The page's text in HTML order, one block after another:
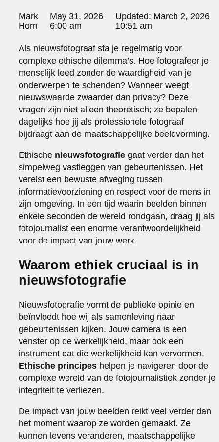
portraits 3
fd gazellen 2014
het zuiderlicht
thomas van luyn
various
parool christmas special
editorial
travel
commercial
fashion
contact
info@markhorn.nl
+31650600601
about
Posted
by:
Mark
Horn
May 31, 2026
6:00 am
Updated: March 2, 2026
10:51 am
Als nieuwsfotograaf sta je regelmatig voor
complexe ethische dilemma’s. Hoe fotografeer je
menselijk leed zonder de waardigheid van je
onderwerpen te schenden? Wanneer weegt
nieuwswaarde zwaarder dan privacy? Deze
vragen zijn niet alleen theoretisch; ze bepalen
dagelijks hoe jij als professionele fotograaf
bijdraagt aan de maatschappelijke beeldvorming.
Ethische nieuwsfotografie gaat verder dan het
simpelweg vastleggen van gebeurtenissen. Het
vereist een bewuste afweging tussen
informatievoorziening en respect voor de mens in
zijn omgeving. In een tijd waarin beelden binnen
enkele seconden de wereld rondgaan, draag jij als
fotojournalist een enorme verantwoordelijkheid
voor de impact van jouw werk.
Waarom ethiek cruciaal is in
nieuwsfotografie
Nieuwsfotografie vormt de publieke opinie en
beïnvloedt hoe wij als samenleving naar
gebeurtenissen kijken. Jouw camera is een
venster op de werkelijkheid, maar ook een
instrument dat die werkelijkheid kan vervormen.
Ethische principes helpen je navigeren door de
complexe wereld van de fotojournalistiek zonder je
integriteit te verliezen.
De impact van jouw beelden reikt veel verder dan
het moment waarop ze worden gemaakt. Ze
kunnen levens veranderen, maatschappelijke